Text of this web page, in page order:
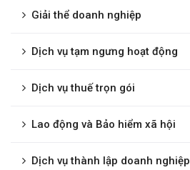
Giải thể doanh nghiệp
Dịch vụ tạm ngưng hoạt động
Dịch vụ thuế trọn gói
Lao động và Bảo hiểm xã hội
Dịch vụ thành lập doanh nghiệp